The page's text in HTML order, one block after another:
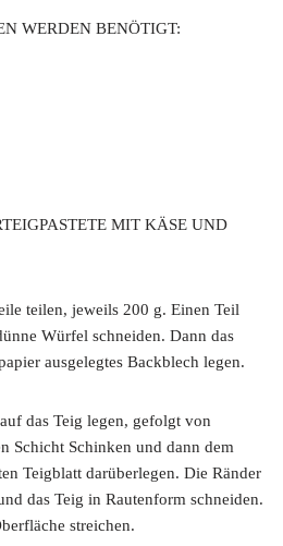
WERDEN BENÖTIGT:
MIT KÄSE UND
teilen, jeweils 200 g. Einen Teil
Würfel schneiden. Dann das
ausgelegtes Backblech legen.
das Teig legen, gefolgt von
Schicht Schinken und dann dem
Teigblatt darüberlegen. Die Ränder
das Teig in Rautenform schneiden.
streichen.